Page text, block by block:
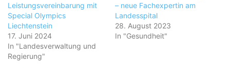
Leistungsvereinbarung mit
Special Olympics
Liechtenstein
17. Juni 2024
In "Landesverwaltung und
Regierung"
– neue Fachexpertin am
Landesspital
28. August 2023
In "Gesundheit"